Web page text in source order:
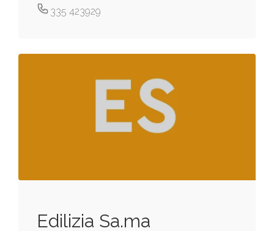
335 423929
Edilizia Sa.ma